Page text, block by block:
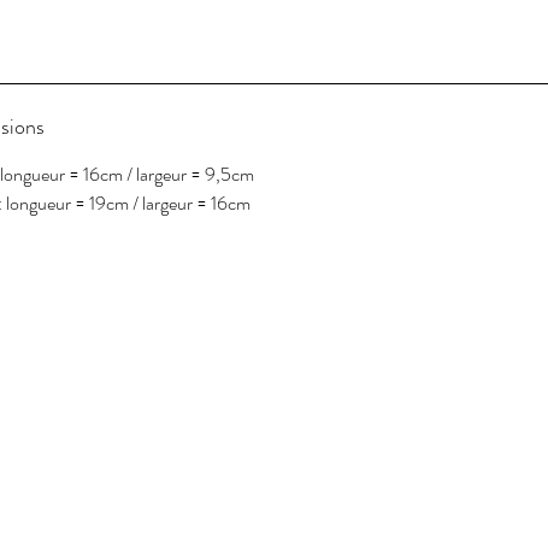
= 16cm / largeur = 9,5cm
= 19cm / largeur = 16cm